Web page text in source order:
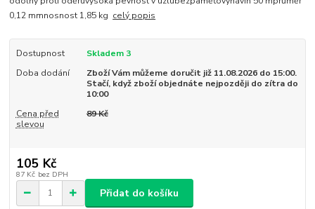
0,12 mmnosnost 1,85 kg celý popis
Dostupnost
Skladem 3
Doba dodání
Zboží Vám můžeme doručit již 11.08.2026 do 15:00.
Stačí, když zboží objednáte nejpozději do zítra do
10:00
Cena před
slevou
89 Kč
105 Kč
87 Kč bez DPH
Přidat do košíku